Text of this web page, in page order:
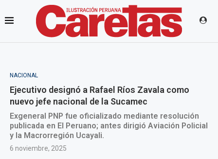
NACIONAL
Ejecutivo designó a Rafael Ríos Zavala como
nuevo jefe nacional de la Sucamec
Exgeneral PNP fue oficializado mediante resolución
publicada en El Peruano; antes dirigió Aviación Policial
y la Macrorregión Ucayali.
6 noviembre, 2025